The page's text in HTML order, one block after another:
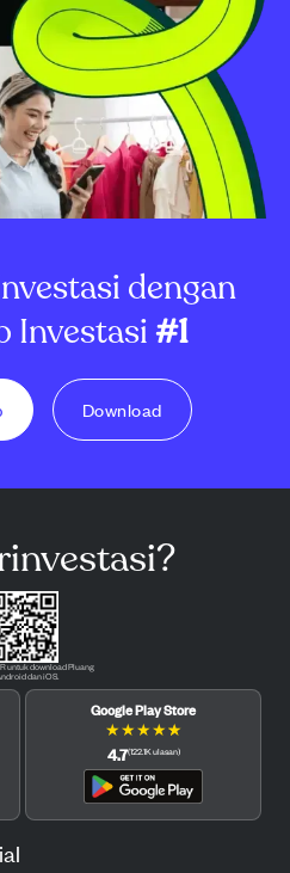
dengan
Investasi#1
Download
untuk download Pluang
dan iOS.
Google Play Store
★★★★★
4.7(122.1Kulasan)